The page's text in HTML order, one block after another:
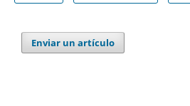
Enviar un artículo